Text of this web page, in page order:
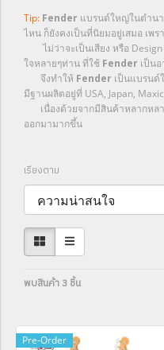
Tip: Fender แบรนด์ใหญ่ในตำนา
ไหน ก็ยังคงเป็นที่นิยมอยู่เสมอ เพ
ไม่ว่าจะเป็นเสียง หรือ
ใจหลายๆท่าน ที่ใช้ Fender เป็น
จึงทำให้ Fender เป็นแบรนด์
มีฐานผลิตอยู่ที่ USA, Japan,
เนื่องด้วยจากมีสินค้าหลากหล
ออกมามากขึ้น
เรียงตาม
พบสินค้า 3 ชิ้น
Pre-Order